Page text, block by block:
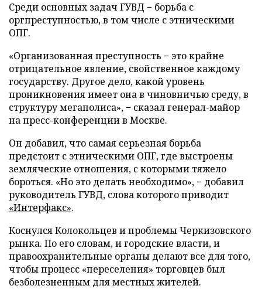
Среди основных задач ГУВД − борьба с
оргпреступностью, в том числе с этническими
ОПГ.
«Организованная преступность − это крайне
отрицательное явление, свойственное каждому
государству. Другое дело, какой уровень
проникновения имеет она в чиновничью среду, в
структуру мегаполиса», − сказал генерал-майор
на пресс-конференции в Москве.
Он добавил, что самая серьезная борьба
предстоит с этническими ОПГ, где выстроены
земляческие отношения, с которыми тяжело
бороться. «Но это делать необходимо», − добавил
руководитель ГУВД, слова которого приводит
«Интерфакс».
Коснулся Колокольцев и проблемы Черкизовского
рынка. По его словам, и городские власти, и
правоохранительные органы делают все для того,
чтобы процесс «переселения» торговцев был
безболезненным для местных жителей.